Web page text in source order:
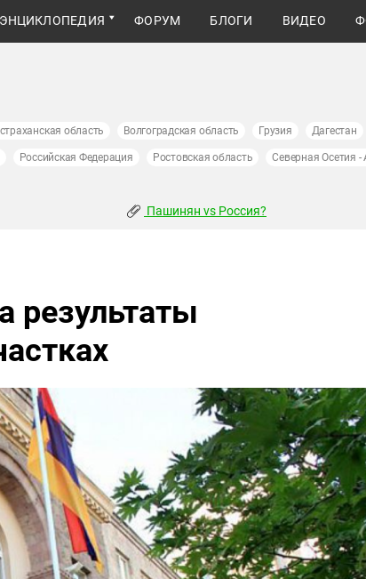
ЭНЦИКЛОПЕДИЯ ФОРУМ БЛОГИ ВИДЕО
область Волгоградская область Грузия Дагестан
Российская Федерация Ростовская область Северная Осетия -
Пашинян vs Россия?
результаты